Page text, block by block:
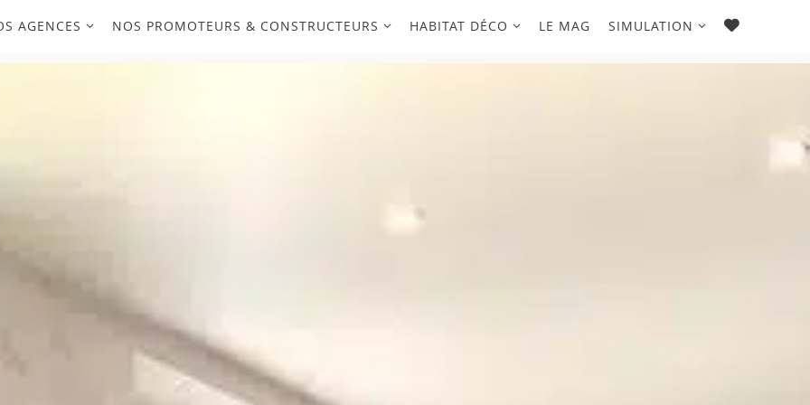
AGENCES NOS PROMOTEURS & CONSTRUCTEURS HABITAT DÉCO LE MAG SIMULATION FAVORIS